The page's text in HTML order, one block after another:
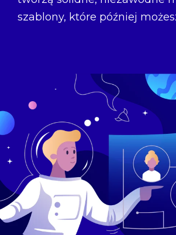
szablony, które później